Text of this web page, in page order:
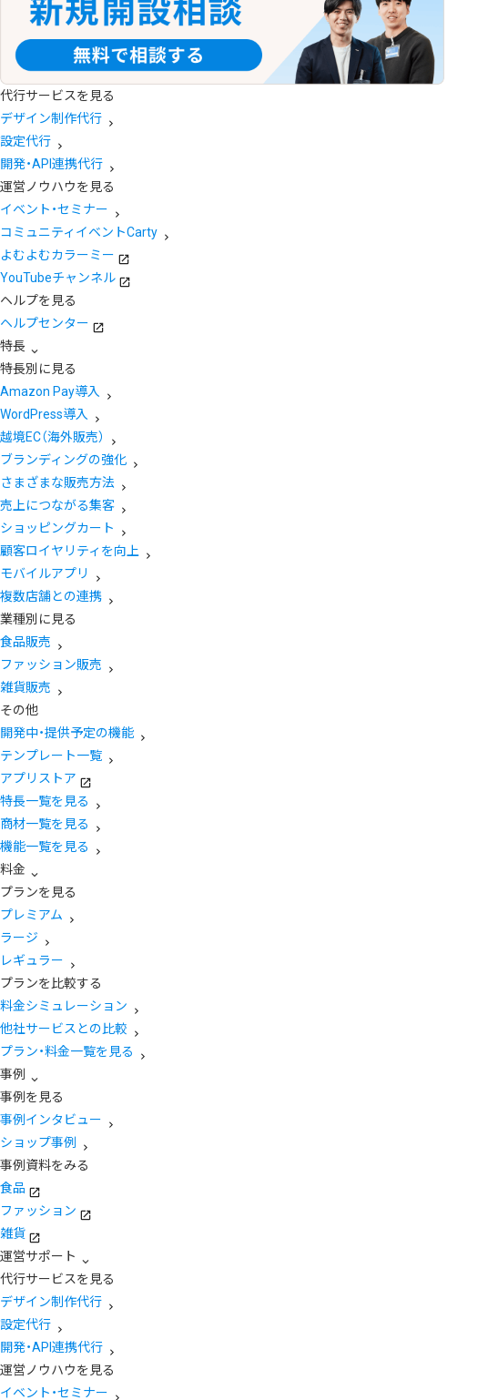
代行サービスを見る
デザイン制作代行
設定代行
開発・API連携代行
運営ノウハウを見る
イベント・セミナー
コミュニティイベントCarty
よむよむカラーミー
YouTubeチャンネル
ヘルプを見る
ヘルプセンター
特長
特長別に見る
Amazon Pay導入
WordPress導入
越境EC（海外販売）
ブランディングの強化
さまざまな販売方法
売上につながる集客
ショッピングカート
顧客ロイヤリティを向上
モバイルアプリ
複数店舗との連携
業種別に見る
食品販売
ファッション販売
雑貨販売
その他
開発中・提供予定の機能
テンプレート一覧
アプリストア
特長一覧を見る
商材一覧を見る
機能一覧を見る
料金
プランを見る
プレミアム
ラージ
レギュラー
プランを比較する
料金シミュレーション
他社サービスとの比較
プラン・料金一覧を見る
事例
事例を見る
事例インタビュー
ショップ事例
事例資料をみる
食品
ファッション
雑貨
運営サポート
代行サービスを見る
デザイン制作代行
設定代行
開発・API連携代行
運営ノウハウを見る
イベント・セミナー